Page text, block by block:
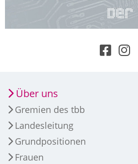
Über uns
Gremien des tbb
Landesleitung
Grundpositionen
Frauen